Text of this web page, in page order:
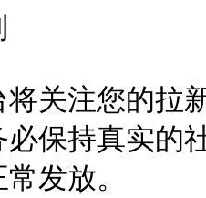
将关注您的
必保持真实的
发放。